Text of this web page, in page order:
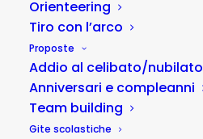
Orienteering
Tiro con l’arco
Proposte
Addio al celibato/nubilato
Anniversari e compleanni
Team building
Gite scolastiche